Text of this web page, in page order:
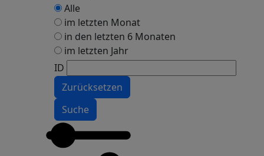
Alle
im letzten Monat
in den letzten 6 Monaten
im letzten Jahr
ID